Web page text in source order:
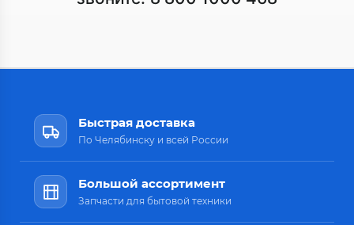
Быстрая доставка
По Челябинску и всей России
Большой ассортимент
Запчасти для бытовой техники